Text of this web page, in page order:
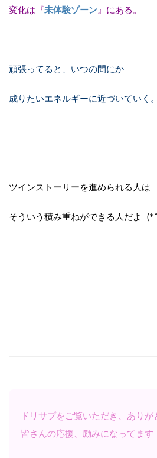
変化は『未体験ゾーン』にある。
頑張ってると、いつの間にか
成りたいエネルギーに近づいていく。
ツインストーリーを進められる人は
そういう積み重ねができる人だよ
ドリサプをご覧いただき、あり
皆さんの応援、励みになってます